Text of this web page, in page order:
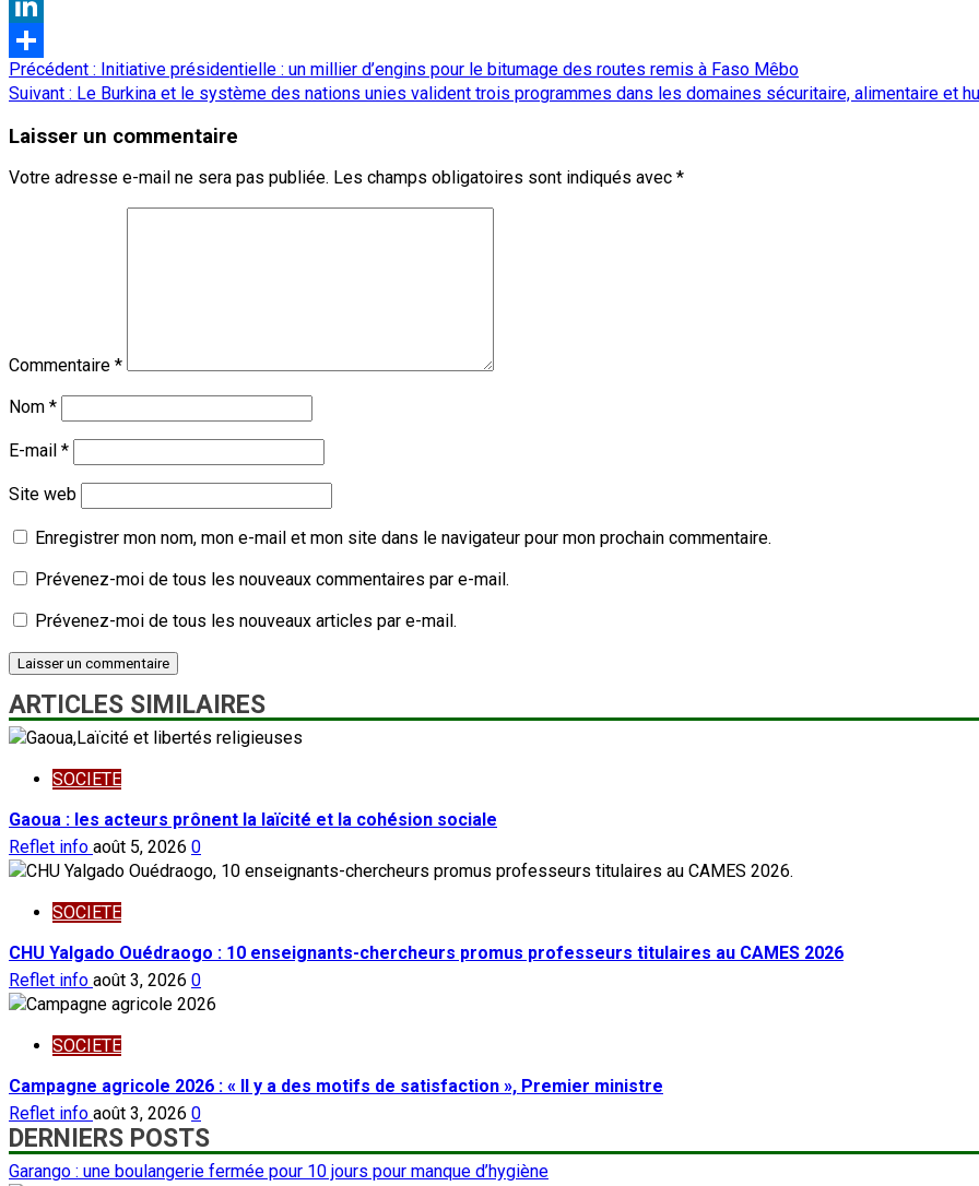
Threads
LinkedIn
Partager
Navigation
d’article
Précédent : Initiative présidentielle : un millier d’engins pour le bitumage des routes remis à Faso Mêbo
Suivant : Le Burkina et le système des nations unies valident trois programmes dans les domaines sécuritaire, alimentaire et
Laisser un commentaire
Votre adresse e-mail ne sera pas publiée. Les champs obligatoires sont indiqués avec *
Commentaire *
Nom *
E-mail *
Site web
Enregistrer mon nom, mon e-mail et mon site dans le navigateur pour mon prochain commentaire.
Prévenez-moi de tous les nouveaux commentaires par e-mail.
Prévenez-moi de tous les nouveaux articles par e-mail.
ARTICLES SIMILAIRES
SOCIETE
Gaoua : les acteurs prônent la laïcité et la cohésion sociale
Reflet info août 5, 2026 0
SOCIETE
CHU Yalgado Ouédraogo : 10 enseignants-chercheurs promus professeurs titulaires au CAMES 2026
Reflet info août 3, 2026 0
SOCIETE
Campagne agricole 2026 : « Il y a des motifs de satisfaction », Premier ministre
Reflet info août 3, 2026 0
DERNIERS POSTS
Garango : une boulangerie fermée pour 10 jours pour manque d’hygiène